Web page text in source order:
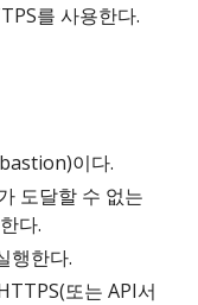
를 사용한다.
이다.
도달할 수 없는
다.
행한다.
또는 API서